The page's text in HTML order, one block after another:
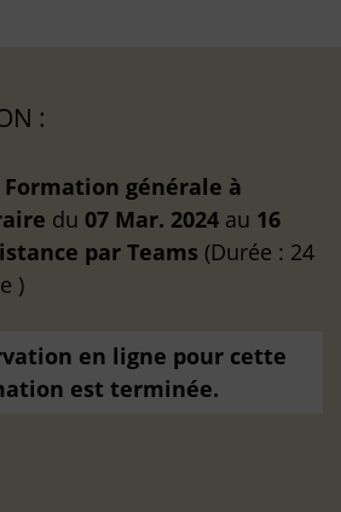
:
générale à
du 07 Mar. 2024 au 16
par Teams (Durée : 24
)
en ligne pour cette
est terminée.